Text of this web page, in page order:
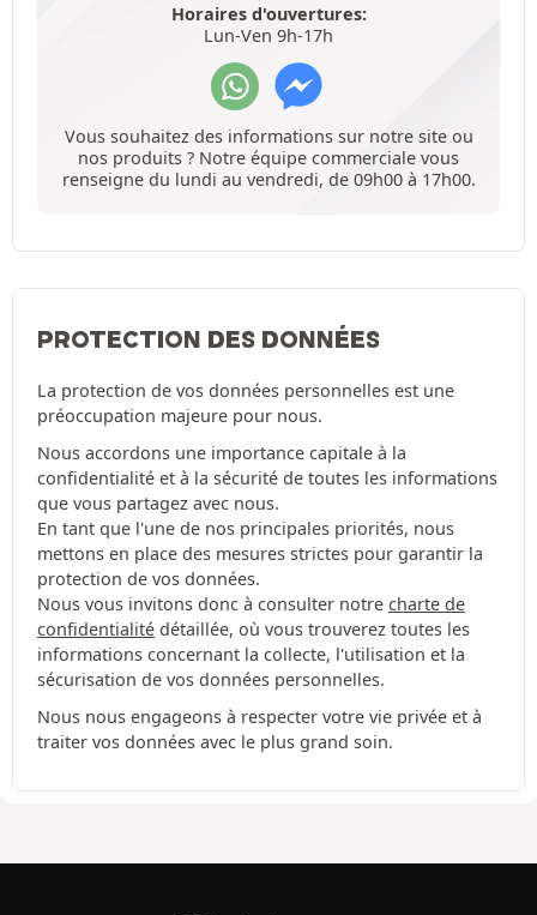
Horaires d'ouvertures:
Lun-Ven 9h-17h
Vous souhaitez des informations sur notre site ou
nos produits ? Notre équipe commerciale vous
renseigne du lundi au vendredi, de 09h00 à 17h00.
PROTECTION DES DONNÉES
La protection de vos données personnelles est une
préoccupation majeure pour nous.
Nous accordons une importance capitale à la
confidentialité et à la sécurité de toutes les informations
que vous partagez avec nous.
En tant que l'une de nos principales priorités, nous
mettons en place des mesures strictes pour garantir la
protection de vos données.
Nous vous invitons donc à consulter notre charte de
confidentialité détaillée, où vous trouverez toutes les
informations concernant la collecte, l'utilisation et la
sécurisation de vos données personnelles.
Nous nous engageons à respecter votre vie privée et à
traiter vos données avec le plus grand soin.